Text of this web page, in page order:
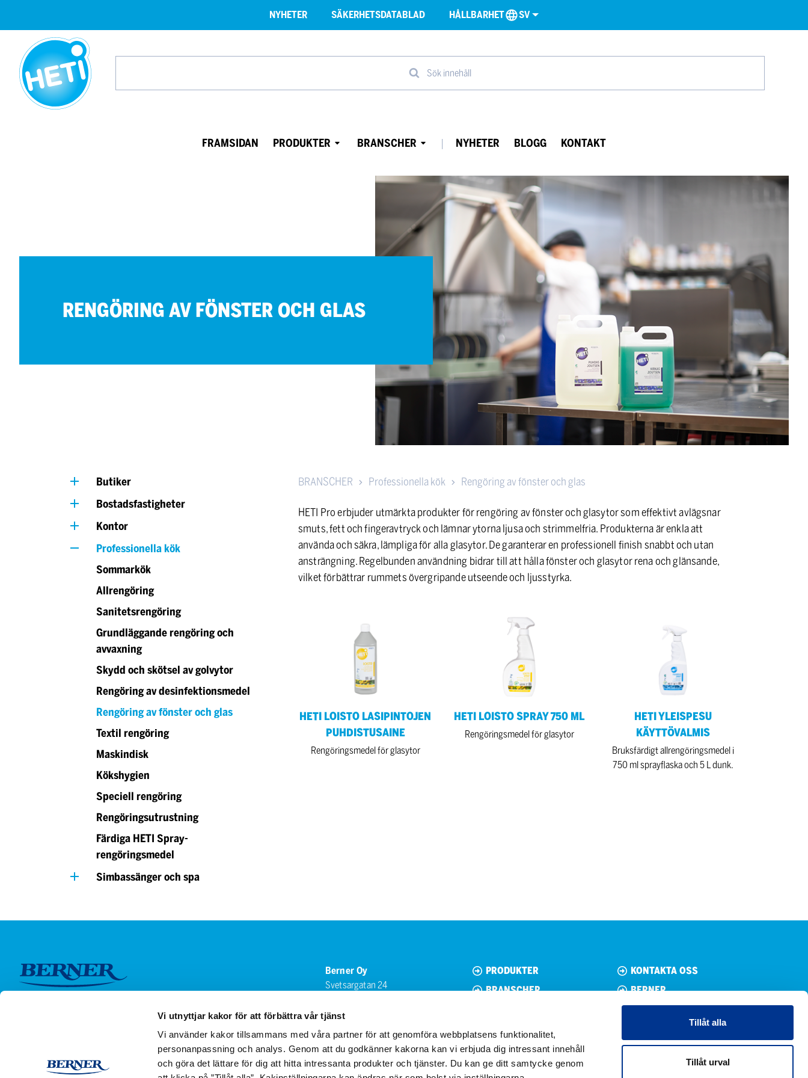
Vi utnyttjar kakor för att förbättra vår tjänst
Vi använder kakor tillsammans med våra partner för att genomföra webbplatsens funktionalitet,
personanpassning och analys. Genom att du godkänner kakorna kan vi erbjuda dig intressant innehåll
och göra det lättare för dig att hitta intressanta produkter och tjänster. Du kan ge ditt samtycke genom
Tillåt alla
Tillåt urval
NYHETER SÄKERHETSDATABLAD HÅLLBARHET SV
HETI-
produkter
from
Sök innehåll
FRAMSIDAN
PRODUKTER
BRANSCHER
NYHETER BLOGG KONTAKT
REN­GÖ­RING AV FÖNS­TER OCH GLAS
Butiker
Bostadsfastigheter
Kontor
Professionella kök
Sommarkök
Allrengöring
Sanitetsrengöring
Grundläggande rengöring och
avvaxning
Skydd och skötsel av golvytor
Rengöring av desinfektionsmedel
Rengöring av fönster och glas
Textil rengöring
Maskindisk
Kökshygien
Speciell rengöring
Rengöringsutrustning
Färdiga HETI Spray-
rengöringsmedel
Simbassänger och spa
BRANSCHER Professionella kök Rengöring av fönster och glas
HETI Pro erbjuder utmärkta produkter för rengöring av fönster och glasytor som effektivt avlägsnar
smuts, fett och fingeravtryck och lämnar ytorna ljusa och strimmelfria. Produkterna är enkla att
använda och säkra, lämpliga för alla glasytor. De garanterar en professionell finish snabbt och utan
ansträngning. Regelbunden användning bidrar till att hålla fönster och glasytor rena och glänsande,
vilket förbättrar rummets övergripande utseende och ljusstyrka.
HETI LOISTO LASIPINTOJEN
PUHDISTUSAINE
Rengöringsmedel för glasytor
HETI LOISTO SPRAY 750 ML
Rengöringsmedel för glasytor
HETI YLEISPESU
KÄYTTÖVALMIS
Bruksfärdigt allrengöringsmedel i
750 ml sprayflaska och 5 L dunk.
Berner Oy
Svetsargatan 24
+358 (0) 20 690 761
PRODUKTER
BRANSCHER
KONTAKTA OSS
BERNER
HÅLLBARHET
BERNER BRAND BANK
CUSTOMER REGISTER
PRIVACY POLICY